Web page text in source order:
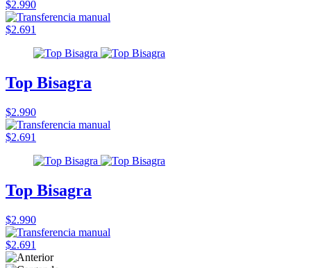
$2.990
$2.691
Top Bisagra
$2.990
$2.691
Top Bisagra
$2.990
$2.691